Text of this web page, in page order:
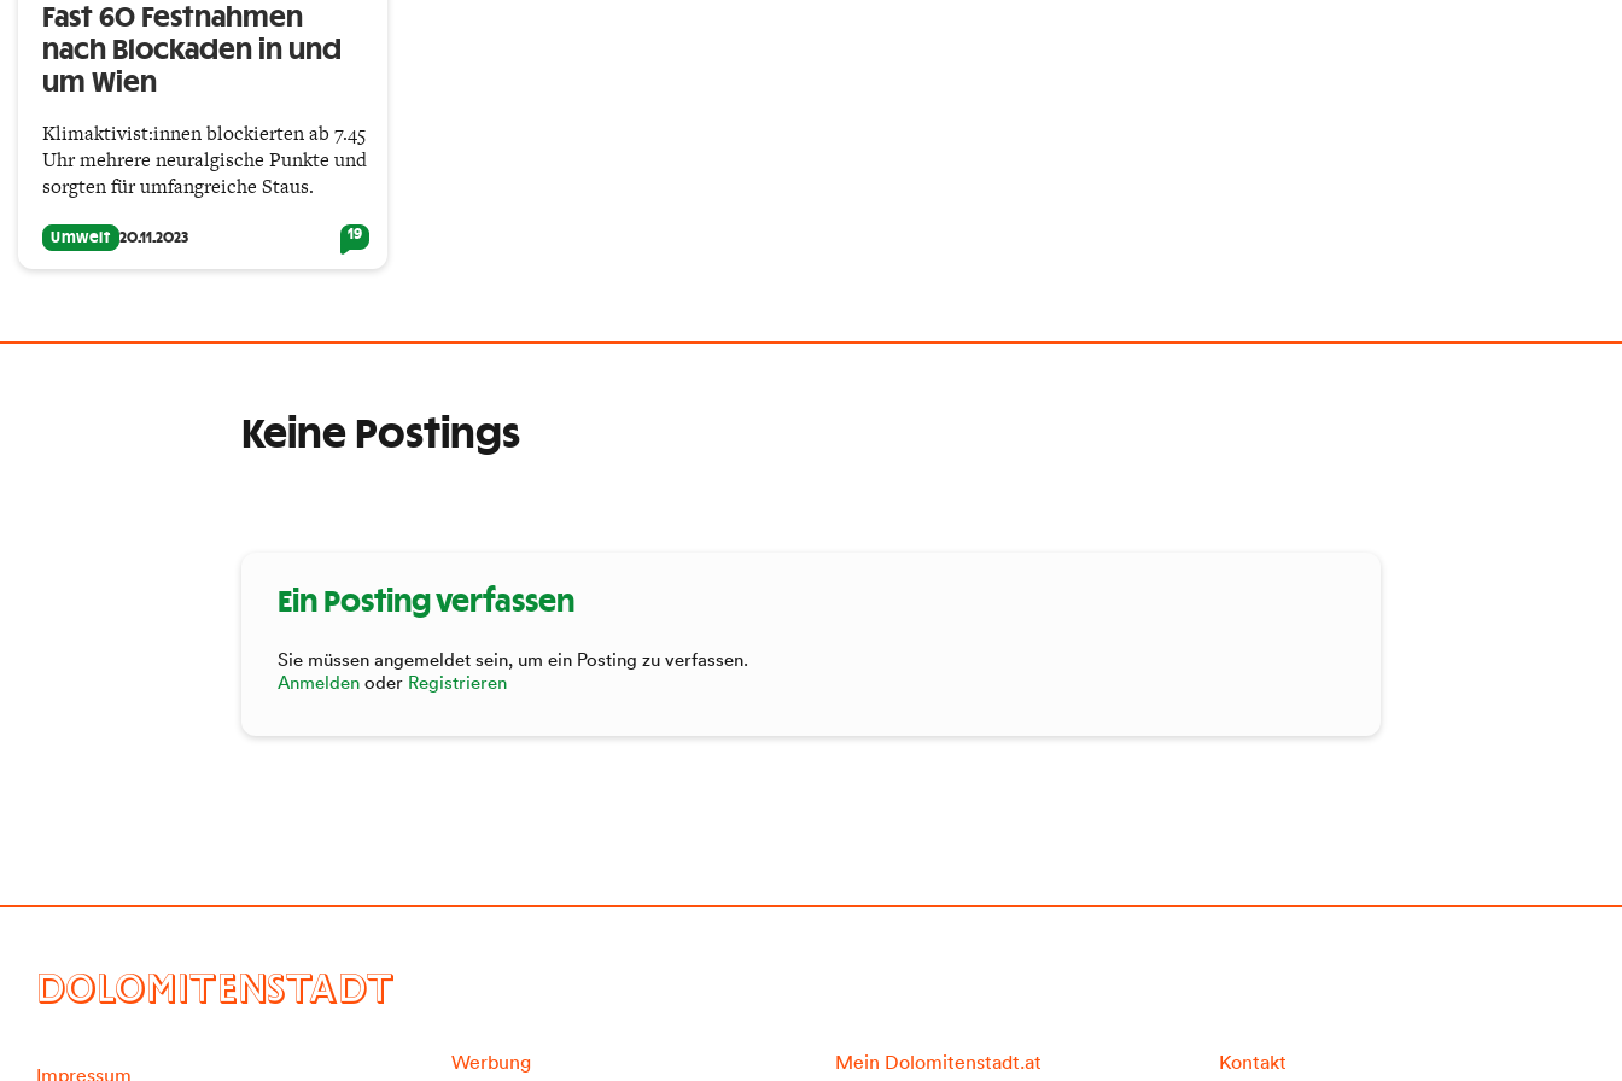
Fast 60 Festnahmen
nach Blockaden in und
um Wien
Klimaktivist:innen blockierten ab 7.45
Uhr mehrere neuralgische Punkte und
sorgten für umfangreiche Staus.
Umwelt 20.11.2023 19
Keine Postings
Ein Posting verfassen
Sie müssen angemeldet sein, um ein Posting zu verfassen.
Anmelden oder Registrieren
DOLOMITENSTADT
Impressum
Werbung Mein Dolomitenstadt.at Kontakt